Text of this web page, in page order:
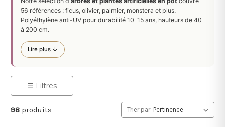
56 références : ficus, olivier, palmier, monstera et plus.
Polyéthylène anti-UV pour durabilité 10-15 ans, hauteurs de 40
à 200 cm.
Lire plus ↓
☰ Filtres
98 produits Trier par